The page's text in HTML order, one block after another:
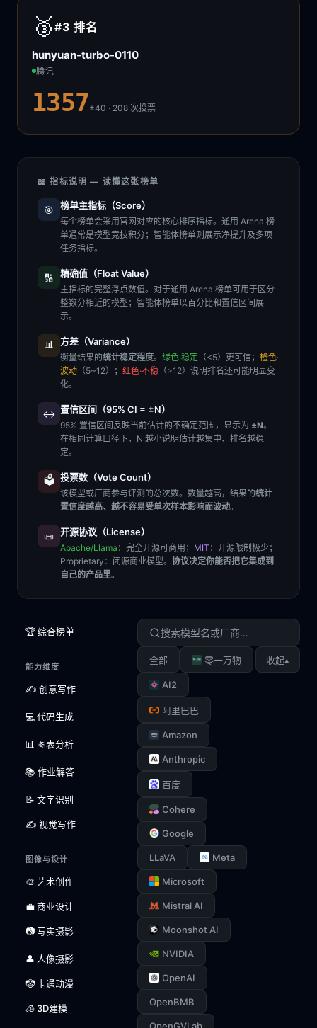
🥉 #3排名
hunyuan-turbo-0110
腾讯
1357±40 · 208次投票
📖 指标说明 — 读懂这张榜单
🎯 榜单主指标（Score）
每个榜单会采用官网对应的核心排序指标。通用 Arena 榜
单通常是模型竞技积分；智能体榜单则展示净提升及多项
任务指标。
🔢 精确值（Float Value）
主指标的完整浮点数值。对于通用 Arena 榜单可用于区分
整数分相近的模型；智能体榜单以百分比和置信区间展
示。
📊 方差（Variance）
衡量结果的统计稳定程度。 绿色·稳定 （<5）更可信； 橙色·
波动 （5~12）； 红色·不稳 （>12）说明排名还可能明显变
化。
↔️ 置信区间（95% CI = ±N）
95% 置信区间反映当前估计的不确定范围，显示为 ±N。
在相同计算口径下，N 越小说明估计越集中、排名越稳
定。
🗳️ 投票数（Vote Count）
该模型或厂商参与评测的总次数。数量越高，结果的统计
置信度越高、越不容易受单次样本影响而波动。
📜 开源协议（License）
Apache/Llama ：完全开源可商用； MIT ：开源限制极少；
Proprietary ：闭源商业模型。 协议决定你能否把它集成到
自己的产品里。
🏆 综合榜单
能力维度
✍️ 创意写作
💻 代码生成
📊 图表分析
📚 作业解答
📝 文字识别
✍️ 视觉写作
图像与设计
🎨 艺术创作
💼 商业设计
📷 写实摄影
👤 人像摄影
🤡 卡通动漫
🧊 3D建模
全部 零一万物
AI2
阿里巴巴
Amazon
Anthropic
百度
Cohere
Google
LLaVA Meta
Microsoft
Mistral AI
Moonshot AI
NVIDIA
OpenAI
OpenBMB
收起▴